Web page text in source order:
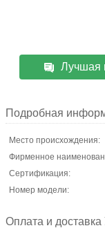
Лучшая
Подробная
Место происхождения:
Фирменное
Сертификация:
Номер модели:
Оплата и доставка